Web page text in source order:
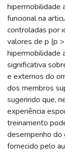
hipermobilidade
funcional na
controladas por
valores de p (p
hipermobilidade
significativa
e externos do
dos membros
sugerindo que,
experiência
treinamento
desempenho do
fornecido pelo